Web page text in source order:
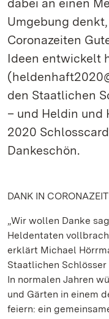
dabei an einen
Umgebung
Coronazeiten
Ideen entwickelt
den Staatlichen
– und Heldin und
2020
Dankeschön.
DANK IN
„Wir wollen Danke
Heldentaten
erklärt Michael
Staatlichen
In normalen Jahren
und Gärten in einem
feiern: ein